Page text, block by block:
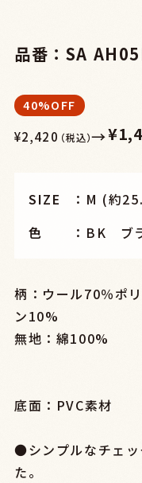
品番：SA
40%OFF
¥2,420 （税込）→
SIZE
M (約
色
BK ブ
柄：ウール70％ポ
ン10%
無地：綿100%
底面：PVC素材
●シンプルなチェッ
た。